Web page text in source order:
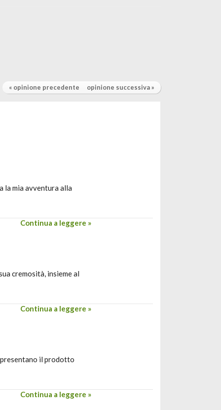
« opinione precedente opinione successiva »
la mia avventura alla
Continua a leggere »
cremosità, insieme al
Continua a leggere »
il prodotto
Continua a leggere »